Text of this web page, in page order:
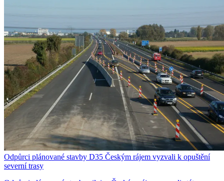
Odpůrci plánované stavby D35 Českým rájem vyzvali k opuštění
severní trasy